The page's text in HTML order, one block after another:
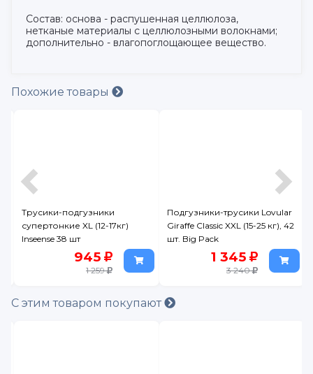
Состав: основа - распушенная целлюлоза,
нетканые материалы с целлюлозными волокнами;
дополнительно - влагопоглощающее вещество.
Похожие товары
Трусики-подгузники
супертонкие XL (12-17кг)
Inseense 38 шт
945
1 259
Подгузники-трусики Lovular
Giraffe Classic XXL (15-25 кг), 42
шт. Big Pack
1 345
3 240
С этим товаром покупают